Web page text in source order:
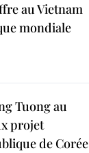
au Vietnam
mondiale
Tuong au
projet
de Corée